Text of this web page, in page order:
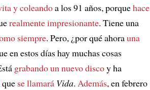
y coleandoa los 91 años, porquehace
realmente impresionante. Tiene una
siempre. Pero, ¿por qué ahorauna
en estos días hay muchas cosas
grabando un nuevo discoy ha
que se llamará Vida. Además, en febrero